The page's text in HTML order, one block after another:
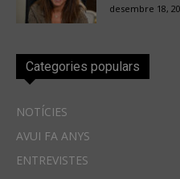
desembre 18,
Categories populars
NOTÍCIES
AVUI FA ANYS
ENTREVISTES